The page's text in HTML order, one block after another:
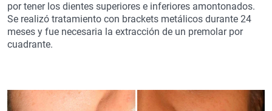
por tener los dientes superiores e inferiores amontonados.
Se realizó tratamiento con brackets metálicos durante 24
meses y fue necesaria la extracción de un premolar por
cuadrante.